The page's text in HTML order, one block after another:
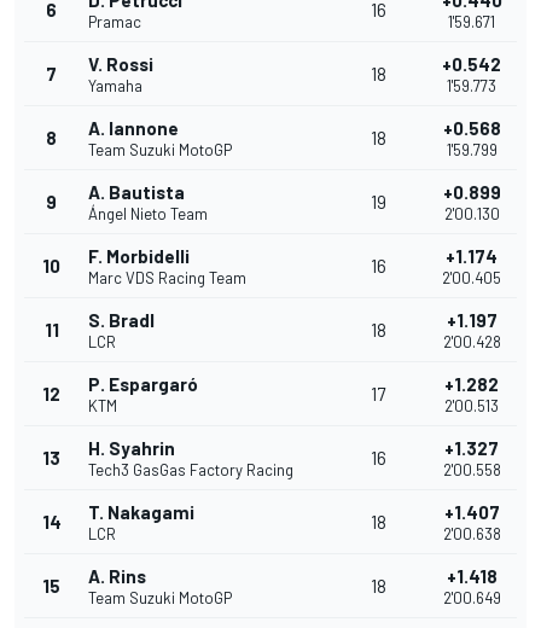
6
Pramac
16
1'59.671
7 V. Rossi
Yamaha
18 +0.542
1'59.773
8 A. Iannone
Team Suzuki MotoGP
18 +0.568
1'59.799
9 A. Bautista
Ángel Nieto Team
19 +0.899
2'00.130
10 F. Morbidelli
Marc VDS Racing Team
16 +1.174
2'00.405
11 S. Bradl
LCR
18 +1.197
2'00.428
12 P. Espargaró
KTM
17 +1.282
2'00.513
13 H. Syahrin
Tech3 GasGas Factory Racing
16 +1.327
2'00.558
14 T. Nakagami
LCR
18 +1.407
2'00.638
15 A. Rins
Team Suzuki MotoGP
18 +1.418
2'00.649